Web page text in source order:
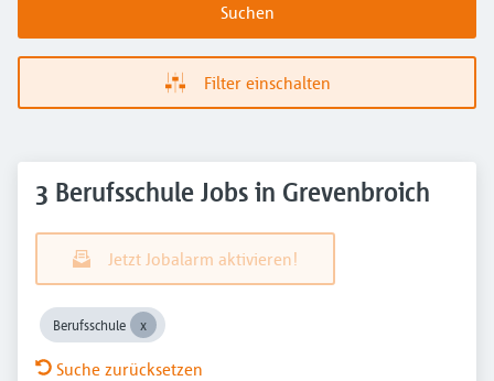
Suchen
Filter einschalten
3 Berufsschule Jobs in Grevenbroich
Jetzt Jobalarm aktivieren!
Berufsschule
Suche zurücksetzen